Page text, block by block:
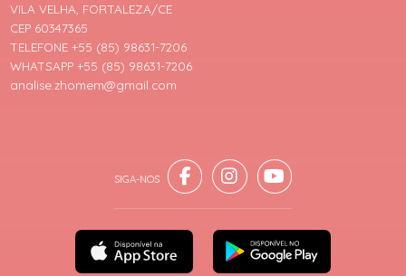
VILA VELHA, FORTALEZA/CE
CEP 60347365
TELEFONE +55 (85) 98631-7206
WHATSAPP +55 (85) 98631-7206
analise.zhomem@gmail.com